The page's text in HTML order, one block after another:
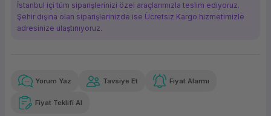
İstanbul içi tüm siparişlerinizi özel araçlarımızla teslim ediyoruz.
Şehir dışına olan siparişlerinizde ise Ücretsiz Kargo hizmetimizle
adresinize ulaştırııyoruz.
Güvenilir Alışveriş
Kolay iade imkanı
3.178,58 TL
Yorum Yaz Tavsiye Et Fiyat Alarmı
Fiyat Teklifi Al